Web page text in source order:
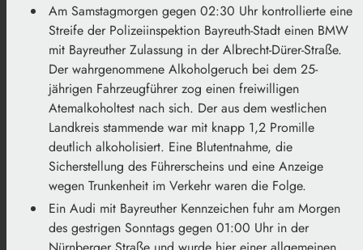
Am Samstagmorgen gegen 02:30 Uhr kontrollierte eine
Streife der Polizeiinspektion Bayreuth-Stadt einen BMW
mit Bayreuther Zulassung in der Albrecht-Dürer-Straße.
Der wahrgenommene Alkoholgeruch bei dem 25-
jährigen Fahrzeugführer zog einen freiwilligen
Atemalkoholtest nach sich. Der aus dem westlichen
Landkreis stammende war mit knapp 1,2 Promille
deutlich alkoholisiert. Eine Blutentnahme, die
Sicherstellung des Führerscheins und eine Anzeige
wegen Trunkenheit im Verkehr waren die Folge.
Ein Audi mit Bayreuther Kennzeichen fuhr am Morgen
des gestrigen Sonntags gegen 01:00 Uhr in der